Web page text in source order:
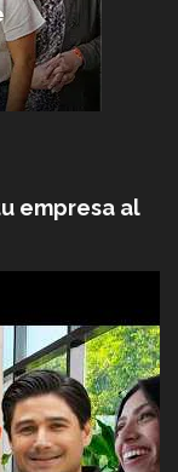
empresa al